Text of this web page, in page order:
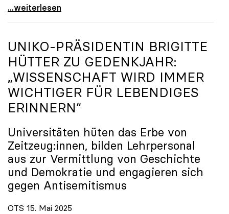
ORF-Publikumsrat: Regierung entsendet nun doch
...weiterlesen
UNIKO-PRÄSIDENTIN BRIGITTE
HÜTTER ZU GEDENKJAHR:
„WISSENSCHAFT WIRD IMMER
WICHTIGER FÜR LEBENDIGES
ERINNERN“
Universitäten hüten das Erbe von
Zeitzeug:innen, bilden Lehrpersonal
aus zur Vermittlung von Geschichte
und Demokratie und engagieren sich
gegen Antisemitismus
OTS 15. Mai 2025